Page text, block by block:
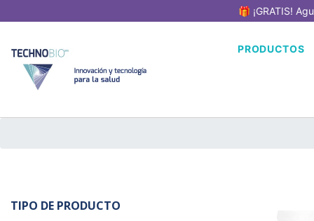
🎁 ¡GRATIS!
PRODUCTOS
TIPO DE PRODUCTO